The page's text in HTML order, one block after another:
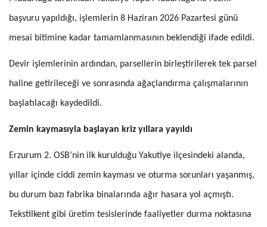
başvuru yapıldığı, işlemlerin 8 Haziran 2026 Pazartesi günü
mesai bitimine kadar tamamlanmasının beklendiği ifade edildi.
Devir işlemlerinin ardından, parsellerin birleştirilerek tek parsel
haline getirileceği ve sonrasında ağaçlandırma çalışmalarının
başlatılacağı kaydedildi.
Zemin kaymasıyla başlayan kriz yıllara yayıldı
Erzurum 2. OSB’nin ilk kurulduğu Yakutiye ilçesindeki alanda,
yıllar içinde ciddi zemin kayması ve oturma sorunları yaşanmış,
bu durum bazı fabrika binalarında ağır hasara yol açmıştı.
Tekstilkent gibi üretim tesislerinde faaliyetler durma noktasına